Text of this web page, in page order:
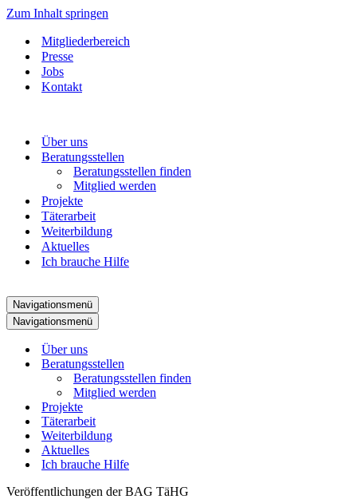
Zum Inhalt springen
Mitgliederbereich
Presse
Jobs
Kontakt
Über uns
Beratungsstellen
Beratungsstellen finden
Mitglied werden
Projekte
Täterarbeit
Weiterbildung
Aktuelles
Ich brauche Hilfe
Navigationsmenü
Navigationsmenü
Über uns
Beratungsstellen
Beratungsstellen finden
Mitglied werden
Projekte
Täterarbeit
Weiterbildung
Aktuelles
Ich brauche Hilfe
Veröffentlichungen der BAG TäHG